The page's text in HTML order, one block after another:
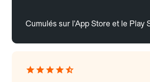
Cumulés sur l'App Store et le Play